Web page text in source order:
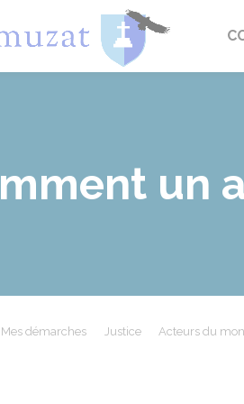
un
Mes démarches Justice Acteurs du